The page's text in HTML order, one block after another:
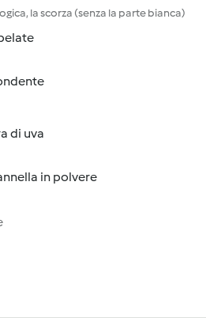
la scorza (senza la parte bianca)
di uva
in polvere